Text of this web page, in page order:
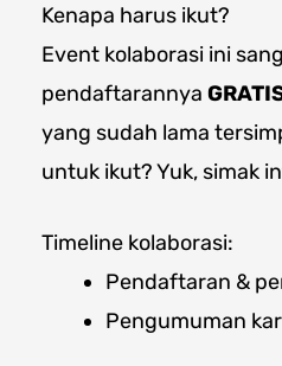
Kenapa harus ikut?
Event kolaborasi ini
pendaftarannya
yang sudah lama
untuk ikut? Yuk, simak
Timeline kolaborasi:
Pendaftaran &
Pengumuman